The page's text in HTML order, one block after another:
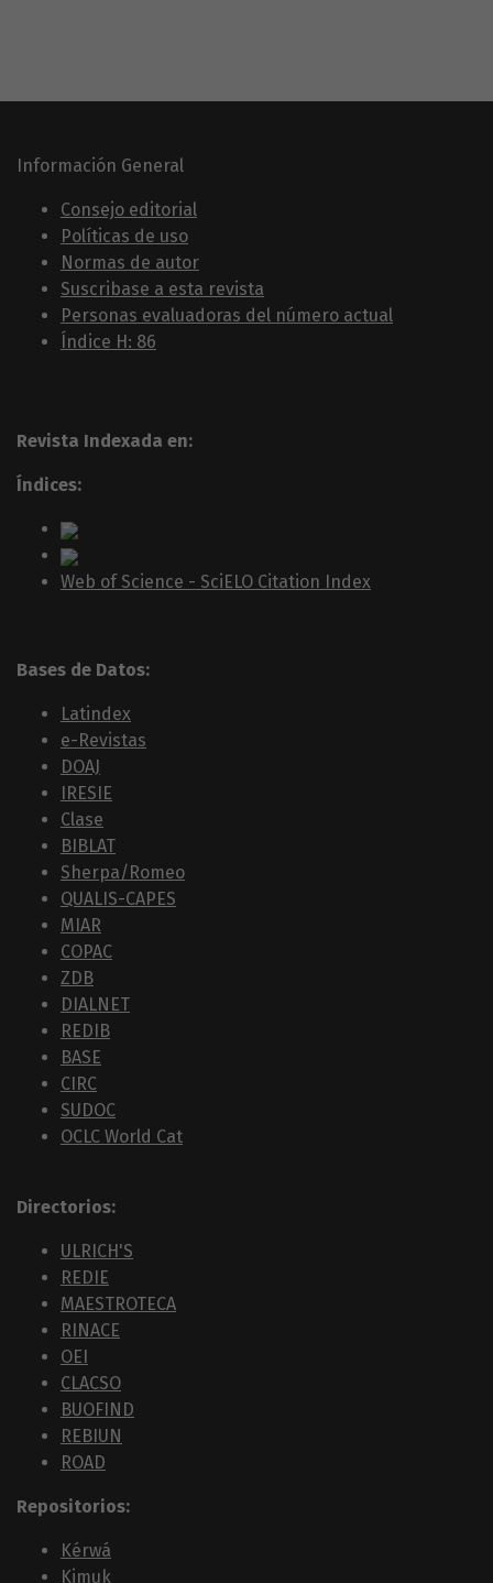
Información General
Consejo editorial
Políticas de uso
Normas de autor
Suscribase a esta revista
Personas evaluadoras del número actual
Índice H: 86
Revista Indexada en:
Índices:
Web of Science - SciELO Citation Index
Bases de Datos:
Latindex
e-Revistas
DOAJ
IRESIE
Clase
BIBLAT
Sherpa/Romeo
QUALIS-CAPES
MIAR
COPAC
ZDB
DIALNET
REDIB
BASE
CIRC
SUDOC
OCLC World Cat
Directorios:
ULRICH'S
REDIE
MAESTROTECA
RINACE
OEI
CLACSO
BUOFIND
REBIUN
ROAD
Repositorios:
Kérwá
Kimuk